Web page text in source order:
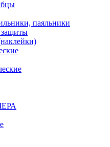
паяльники
защиты